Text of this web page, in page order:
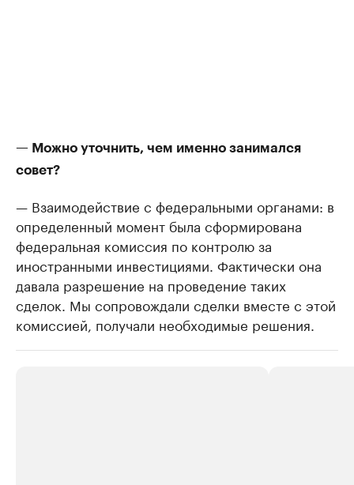
— Можно уточнить, чем именно занимался
совет?
— Взаимодействие с федеральными органами: в
определенный момент была сформирована
федеральная комиссия по контролю за
иностранными инвестициями. Фактически она
давала разрешение на проведение таких
сделок. Мы сопровождали сделки вместе с этой
комиссией, получали необходимые решения.